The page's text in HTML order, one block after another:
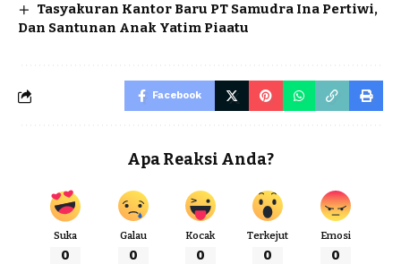
Tasyakuran Kantor Baru PT Samudra Ina Pertiwi,
Dan Santunan Anak Yatim Piaatu
Facebook
Apa Reaksi Anda?
Suka
0
Galau
0
Kocak
0
Terkejut
0
Emosi
0